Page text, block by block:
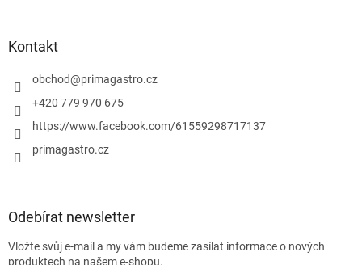
Kontakt
obchod@primagastro.cz
+420 779 970 675
https://www.facebook.com/61559298717137
primagastro.cz
Odebírat newsletter
Vložte svůj e-mail a my vám budeme zasílat informace o nových
produktech na našem e-shopu.